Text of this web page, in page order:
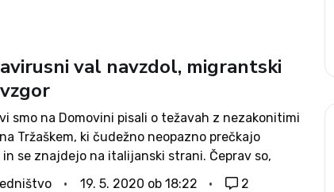
val navzdol, migrantski
smo na Domovini pisali o težavah z nezakonitimi
Tržaškem, ki čudežno neopazno prečkajo
se znajdejo na italijanski strani. Čeprav so,
zato, slovenski policisti v letošnjih prvih štirih
19. 5. 2020 ob 18:22 2